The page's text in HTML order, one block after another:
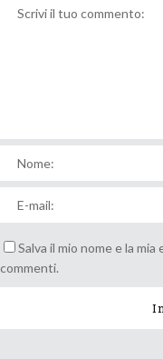
Salva il mio nome e la
commenti.